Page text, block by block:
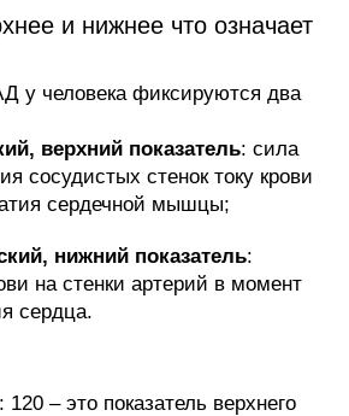
и нижнее что означает
у человека фиксируются два
верхний показатель: сила
сосудистых стенок току крови
сердечной мышцы;
нижний показатель:
на стенки артерий в момент
сердца.
– это показатель верхнего